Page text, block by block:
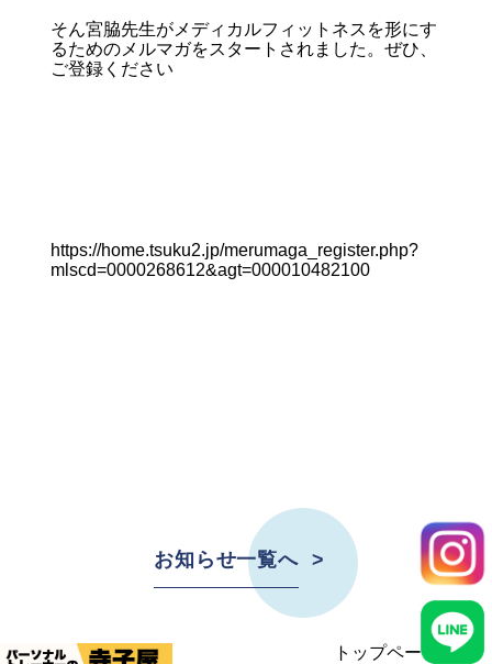
そん宮脇先生がメディカルフィットネスを形にす
るためのメルマガをスタートされました。ぜひ、
ご登録ください
https://home.tsuku2.jp/merumaga_register.php?
mlscd=0000268612&agt=000010482100
お知らせ一覧へ
トップページ